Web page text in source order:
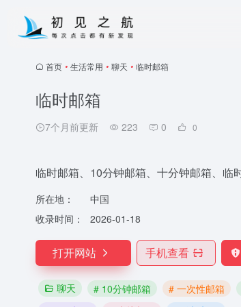
首页 • 生活常用 • 聊天 • 临时邮箱
临时邮箱
7个月前更新 223 0 0
临时邮箱、10分钟邮箱、十分钟邮箱、临
所在地：
中国
收录时间：
2026-01-18
打开网站 手机查看
聊天 # 10分钟邮箱 # 一次性邮箱